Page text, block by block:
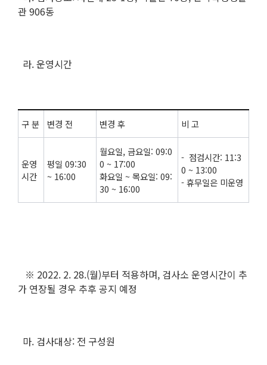
관 906동
라. 운영시간
구 분 변경 전 변경 후 비 고
운영
시간
평일 09:30
~ 16:00
월요일, 금요일: 09:0
0 ~ 17:00
화요일 ~ 목요일: 09:
30 ~ 16:00
- 점검시간: 11:3
0 ~ 13:00
- 휴무일은 미운영
※ 2022. 2. 28.(월)부터 적용하며, 검사소 운영시간이 추
가 연장될 경우 추후 공지 예정
마. 검사대상: 전 구성원